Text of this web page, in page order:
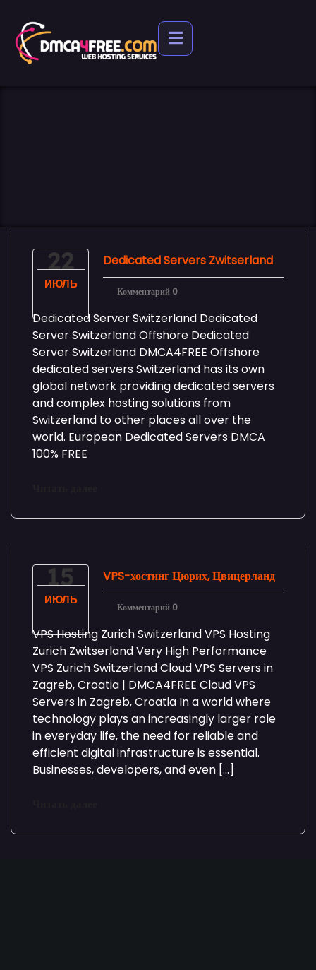
22
ИЮЛЬ
Dedicated Servers Zwitserland
Комментарий 0
Dedicated Server Switzerland Dedicated
Server Switzerland Offshore Dedicated
Server Switzerland DMCA4FREE Offshore
dedicated servers Switzerland has its own
global network providing dedicated servers
and complex hosting solutions from
Switzerland to other places all over the
world. European Dedicated Servers DMCA
100% FREE
15
ИЮЛЬ
VPS-хостинг Цюрих, Цвицерланд
Комментарий 0
VPS Hosting Zurich Switzerland VPS Hosting
Zurich Zwitserland Very High Performance
VPS Zurich Switzerland Cloud VPS Servers in
Zagreb, Croatia | DMCA4FREE Cloud VPS
Servers in Zagreb, Croatia In a world where
technology plays an increasingly larger role
in everyday life, the need for reliable and
efficient digital infrastructure is essential.
Businesses, developers, and even […]